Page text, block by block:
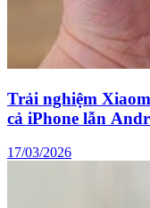
Trải nghiệm
cả iPhone lẫn
17/03/2026